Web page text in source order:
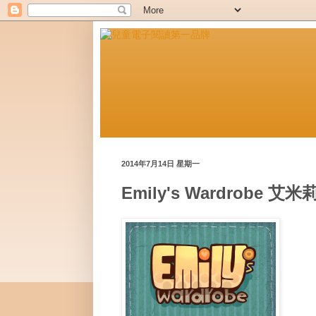
2014年7月14日 星期一
Emily's Wardrobe 艾米